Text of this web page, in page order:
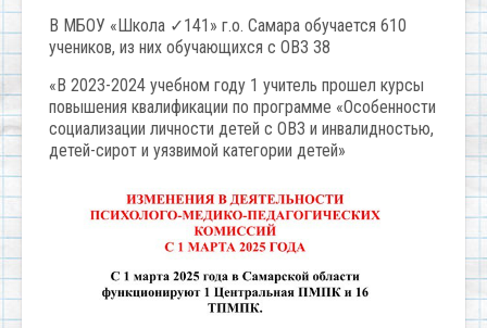
В МБОУ «Школа ✓141» г.о. Самара обучается 610
учеников, из них обучающихся с ОВЗ 38
«В 2023-2024 учебном году 1 учитель прошел курсы
повышения квалификации по программе «Особенности
социализации личности детей с ОВЗ и инвалидностью,
детей-сирот и уязвимой категории детей»